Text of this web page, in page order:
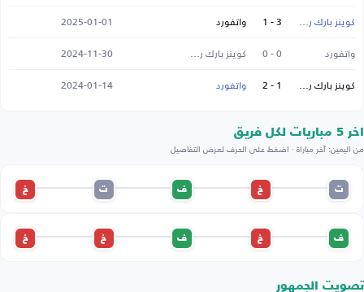
كوينز بارك رينجرز
3 - 1 واتفورد
2025-01-01
واتفورد
0 - 0 كوينز بارك رينجرز
2024-11-30
كوينز بارك رينجرز
1 - 2 واتفورد 2024-01-14
اخر 5 مباريات لكل فريق
من اليمين: آخر مباراة · اضغط على الحرف لعرض التفاصيل
ت خ ف ت خ
ف خ ف خ خ
تصويت الجمهور